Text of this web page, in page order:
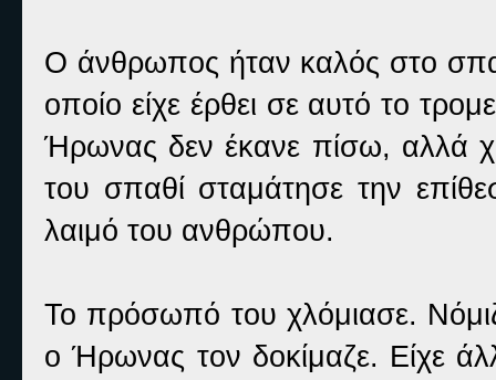
Ο άνθρωπος ήταν καλός στο
οποίο είχε έρθει σε αυτό το
Ήρωνας δεν έκανε πίσω, αλλά
του σπαθί σταμάτησε την
λαιμό του ανθρώπου.
Το πρόσωπό του χλόμιασε.
ο Ήρωνας τον δοκίμαζε. Είχε